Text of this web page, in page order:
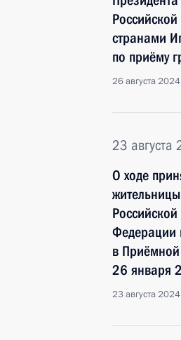
странами
по приёму
26 августа
23 августа
О ходе
Федерации
в
26 января
23 августа